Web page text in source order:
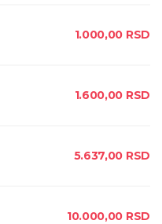
1.000,00 RSD
1.600,00 RSD
5.637,00 RSD
10.000,00 RSD